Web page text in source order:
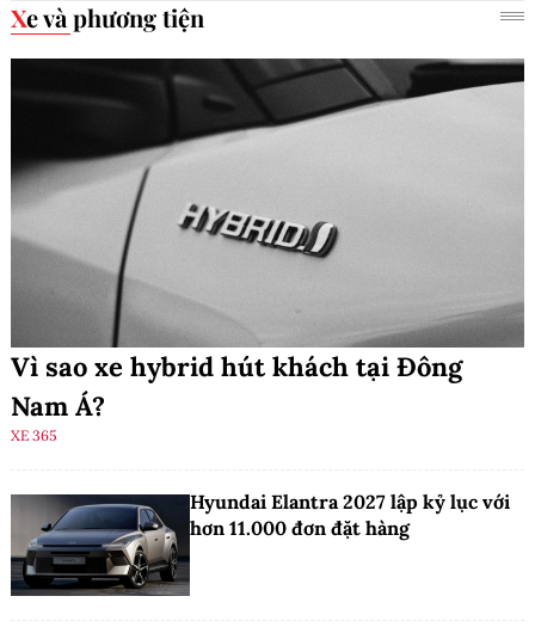
Xe và phương tiện
Vì sao xe hybrid hút khách tại Đông
Nam Á?
XE 365
Hyundai Elantra 2027 lập kỷ lục với
hơn 11.000 đơn đặt hàng